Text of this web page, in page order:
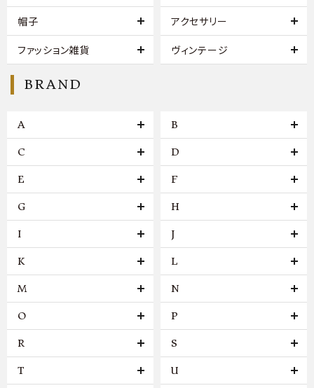
帽子 アクセサリー
ファッション雑貨 ヴィンテージ
BRAND
A B
C D
E F
G H
I J
K L
M N
O P
R S
T U